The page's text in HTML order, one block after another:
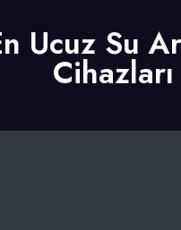
Ucuz Su
Cihazları